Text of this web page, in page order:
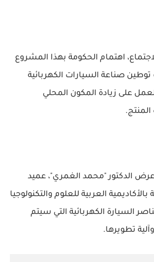
اهتمام الحكومة بهذا المشروع
صناعة السيارات الكهربائية
على زيادة المكون المحلي
المنتج.
عرض الدكتور "محمد الغمري"، عميد
العربية للعلوم والتكنولوجيا
السيارة الكهربائية التي سيتم
تطويرها.